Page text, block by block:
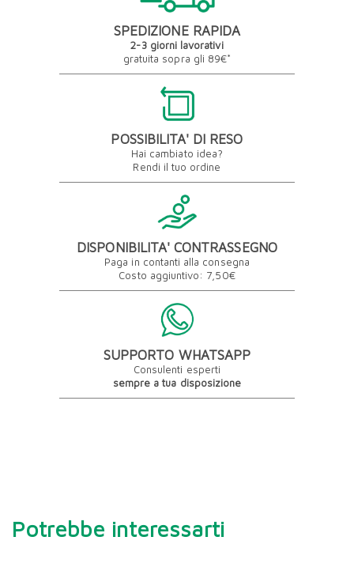
SPEDIZIONE RAPIDA
2-3 giorni lavorativi
gratuita sopra gli 89€*
POSSIBILITA' DI RESO
Hai cambiato idea?
Rendi il tuo ordine
DISPONIBILITA' CONTRASSEGNO
Paga in contanti alla consegna
Costo aggiuntivo: 7,50€
SUPPORTO WHATSAPP
Consulenti esperti
sempre a tua disposizione
Potrebbe interessarti